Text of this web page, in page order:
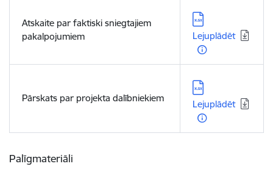
Atskaite par faktiski sniegtajiem
pakalpojumiem
Lejupielādēt:
Lejuplādēt
Pārskats par projekta dalībniekiem
Lejupielādēt:
Lejuplādēt
Palīgmateriāli